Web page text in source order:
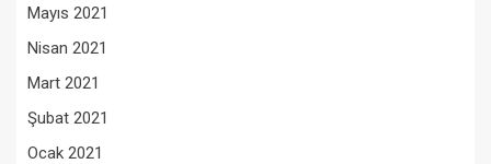
Mayıs 2021
Nisan 2021
Mart 2021
Şubat 2021
Ocak 2021